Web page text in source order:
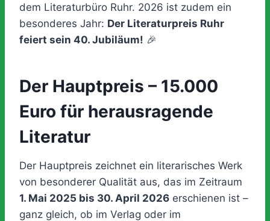
dem Literaturbüro Ruhr. 2026 ist zudem ein
besonderes Jahr: Der Literaturpreis Ruhr
feiert sein 40. Jubiläum! 🎉
Der Hauptpreis – 15.000
Euro für herausragende
Literatur
Der Hauptpreis zeichnet ein literarisches Werk
von besonderer Qualität aus, das im Zeitraum
1. Mai 2025 bis 30. April 2026 erschienen ist –
ganz gleich, ob im Verlag oder im